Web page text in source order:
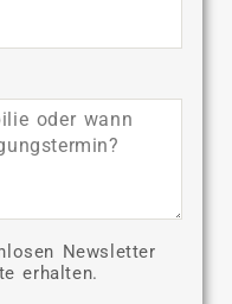
Newsletter
erhalten.